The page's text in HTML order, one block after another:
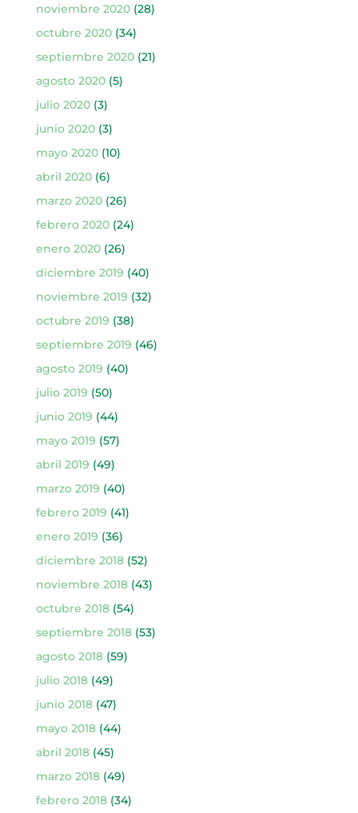
noviembre 2020(28)
octubre 2020(34)
septiembre 2020(21)
agosto 2020(5)
julio 2020(3)
junio 2020(3)
mayo 2020(10)
abril 2020(6)
marzo 2020(26)
febrero 2020(24)
enero 2020(26)
diciembre 2019 (40)
noviembre 2019 (32)
octubre 2019 (38)
septiembre 2019 (46)
agosto 2019 (40)
julio 2019 (50)
junio 2019 (44)
mayo 2019 (57)
abril 2019 (49)
marzo 2019 (40)
febrero 2019 (41)
enero 2019 (36)
diciembre 2018(52)
noviembre 2018(43)
octubre 2018(54)
septiembre 2018(53)
agosto 2018(59)
julio 2018(49)
junio 2018(47)
mayo 2018(44)
abril 2018(45)
marzo 2018(49)
febrero 2018(34)